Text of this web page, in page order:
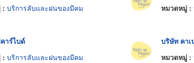
: บริการลับและฝนของมีคม
หมวดหมู่ :
าร์ไบด์
: บริการลับและฝนของมีคม
บริษัท คา
หมวดหมู่ :